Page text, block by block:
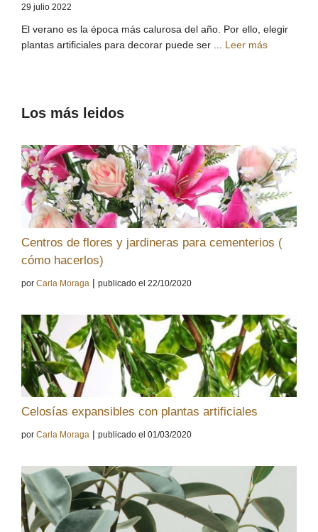
29 julio 2022
El verano es la época más calurosa del año. Por ello, elegir
plantas artificiales para decorar puede ser ... Leer más
Los más leidos
Centros de flores y jardineras para cementerios (
cómo hacerlos)
por Carla Moraga publicado el 22/10/2020
Celosías expansibles con plantas artificiales
por Carla Moraga publicado el 01/03/2020